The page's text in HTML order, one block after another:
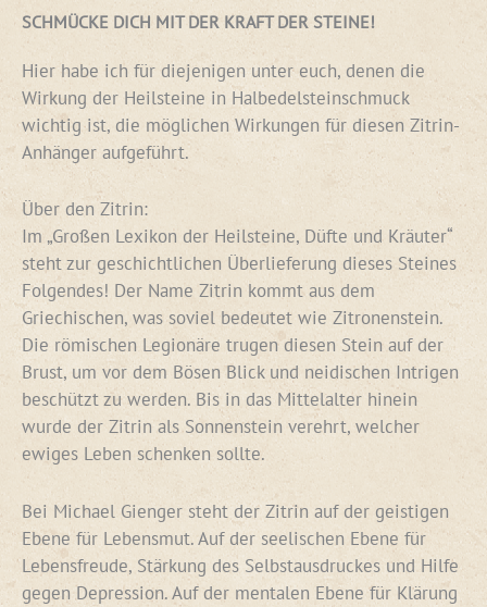
SCHMÜCKE DICH MIT DER KRAFT DER STEINE!
Hier habe ich für diejenigen unter euch, denen die
Wirkung der Heilsteine in Halbedelsteinschmuck
wichtig ist, die möglichen Wirkungen für diesen Zitrin-
Anhänger aufgeführt.
Über den Zitrin:
Im „Großen Lexikon der Heilsteine, Düfte und Kräuter“
steht zur geschichtlichen Überlieferung dieses Steines
Folgendes! Der Name Zitrin kommt aus dem
Griechischen, was soviel bedeutet wie Zitronenstein.
Die römischen Legionäre trugen diesen Stein auf der
Brust, um vor dem Bösen Blick und neidischen Intrigen
beschützt zu werden. Bis in das Mittelalter hinein
wurde der Zitrin als Sonnenstein verehrt, welcher
ewiges Leben schenken sollte.
Bei Michael Gienger steht der Zitrin auf der geistigen
Ebene für Lebensmut. Auf der seelischen Ebene für
Lebensfreude, Stärkung des Selbstausdruckes und Hilfe
gegen Depression. Auf der mentalen Ebene für Klärung